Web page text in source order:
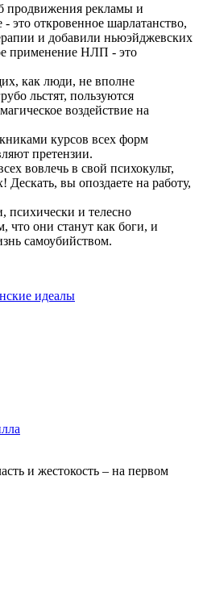
продвижения рекламы и
откровенное шарлатанство,
и добавили ньюэйджевских
применение НЛП - это
как люди, не вполне
льстят, пользуются
воздействие на
курсов всех форм
претензии.
вовлечь в свой психокульт,
вы опоздаете на работу,
и телесно
что они станут как боги, и
самоубийством.
идеалы
и жестокость – на первом